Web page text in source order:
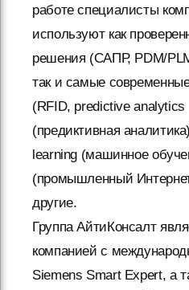
работе специалисты
используют как
решения (САПР, PDM/
так и самые
(RFID, predictive analytics
(предиктивная
learning (машинное
(промышленный
другие.
Группа АйтиКонсалт
компанией с
Siemens Smart Expert, а